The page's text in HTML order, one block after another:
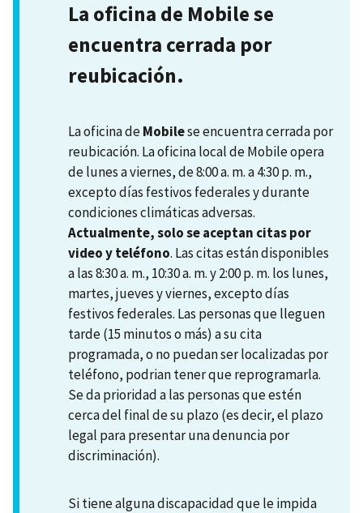
La oficina de Mobile se
encuentra cerrada por
reubicación.
La oficina deMobilese encuentra cerrada por
reubicación. La oficina local de Mobile opera
de lunes a viernes, de 8:00 a. m. a 4:30 p. m.,
excepto días festivos federales y durante
condiciones climáticas adversas.
Actualmente, solo se aceptan citas por
video y teléfono. Las citas están disponibles
a las 8:30 a. m., 10:30 a. m. y 2:00 p. m. los lunes,
martes, jueves y viernes, excepto días
festivos federales. Las personas que lleguen
tarde (15 minutos o más) a su cita
programada, o no puedan ser localizadas por
teléfono, podrian tener que reprogramarla.
Se da prioridad a las personas que estén
cerca del final de su plazo (es decir, el plazo
legal para presentar una denuncia por
discriminación).
Si tiene alguna discapacidad que le impida